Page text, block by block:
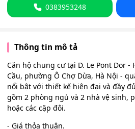
0383953248
Thông tin mô tả
Căn hộ chung cư tại D. Le Pont Dor -
Cầu, phường Ô Chợ Dừa, Hà Nội -
nổi bật với thiết kế hiện đại và đầy
gồm 2 phòng ngủ và 2 nhà vệ sinh,
hoặc các cặp đôi.
- Giá thỏa thuận.